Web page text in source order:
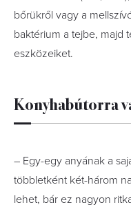
bőrükről vagy a
baktérium a tejbe, majd
eszközeiket.
Konyhabútorra
– Egy-egy anyának a
többletként két-három
lehet, bár ez nagyon